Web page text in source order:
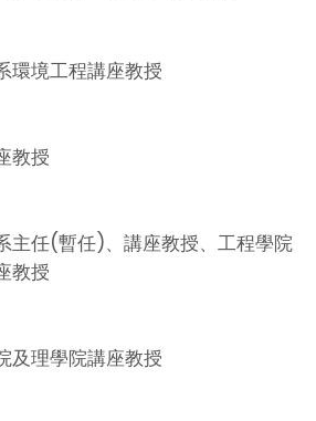
環境工程講座教授
教授
主任(暫任)、講座教授、工程學院
教授
及理學院講座教授